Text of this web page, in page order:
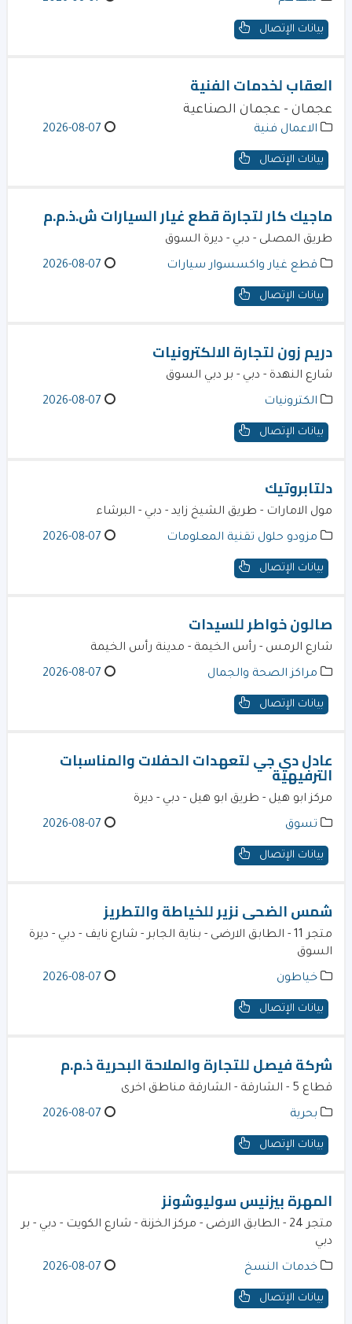
بيانات الإتصال
العقاب لخدمات الفنية
عجمان - عجمان الصناعية
الاعمال فنية 2026-08-07
بيانات الإتصال
ماجيك كار لتجارة قطع غيار السيارات ش.ذ.م.م
طريق المصلى - دبي - ديرة السوق
قطع غيار واكسسوار سيارات 2026-08-07
بيانات الإتصال
دريم زون لتجارة الالكترونيات
شارع النهدة - دبي - بر دبي السوق
الكترونيات 2026-08-07
بيانات الإتصال
دلتابروتيك
مول الامارات - طريق الشيخ زايد - دبي - البرشاء
مزودو حلول تقنية المعلومات 2026-08-07
بيانات الإتصال
صالون خواطر للسيدات
شارع الرمس - رأس الخيمة - مدينة رأس الخيمة
مراكز الصحة والجمال 2026-08-07
بيانات الإتصال
عادل دي جي لتعهدات الحفلات والمناسبات
الترفيهية
مركز ابو هيل - طريق ابو هيل - دبي - ديرة
تسوق 2026-08-07
بيانات الإتصال
شمس الضحى نزير للخياطة والتطريز
متجر 11 - الطابق الارضى - بناية الجابر - شارع نايف - دبي - ديرة
السوق
خياطون 2026-08-07
بيانات الإتصال
شركة فيصل للتجارة والملاحة البحرية ذ.م.م
قطاع 5 - الشارقة - الشارقة مناطق اخرى
بحرية 2026-08-07
بيانات الإتصال
المهرة بيزنيس سوليوشونز
متجر 24 - الطابق الارضى - مركز الخزنة - شارع الكويت - دبي - بر
دبي
خدمات النسخ 2026-08-07
بيانات الإتصال